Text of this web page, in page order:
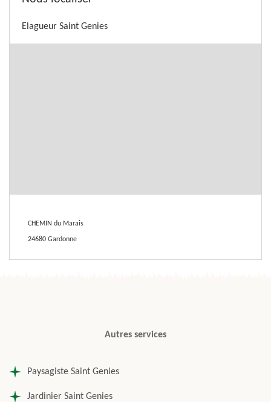
Elagueur Saint Genies
CHEMIN du Marais
24680 Gardonne
Autres services
Paysagiste Saint Genies
Jardinier Saint Genies